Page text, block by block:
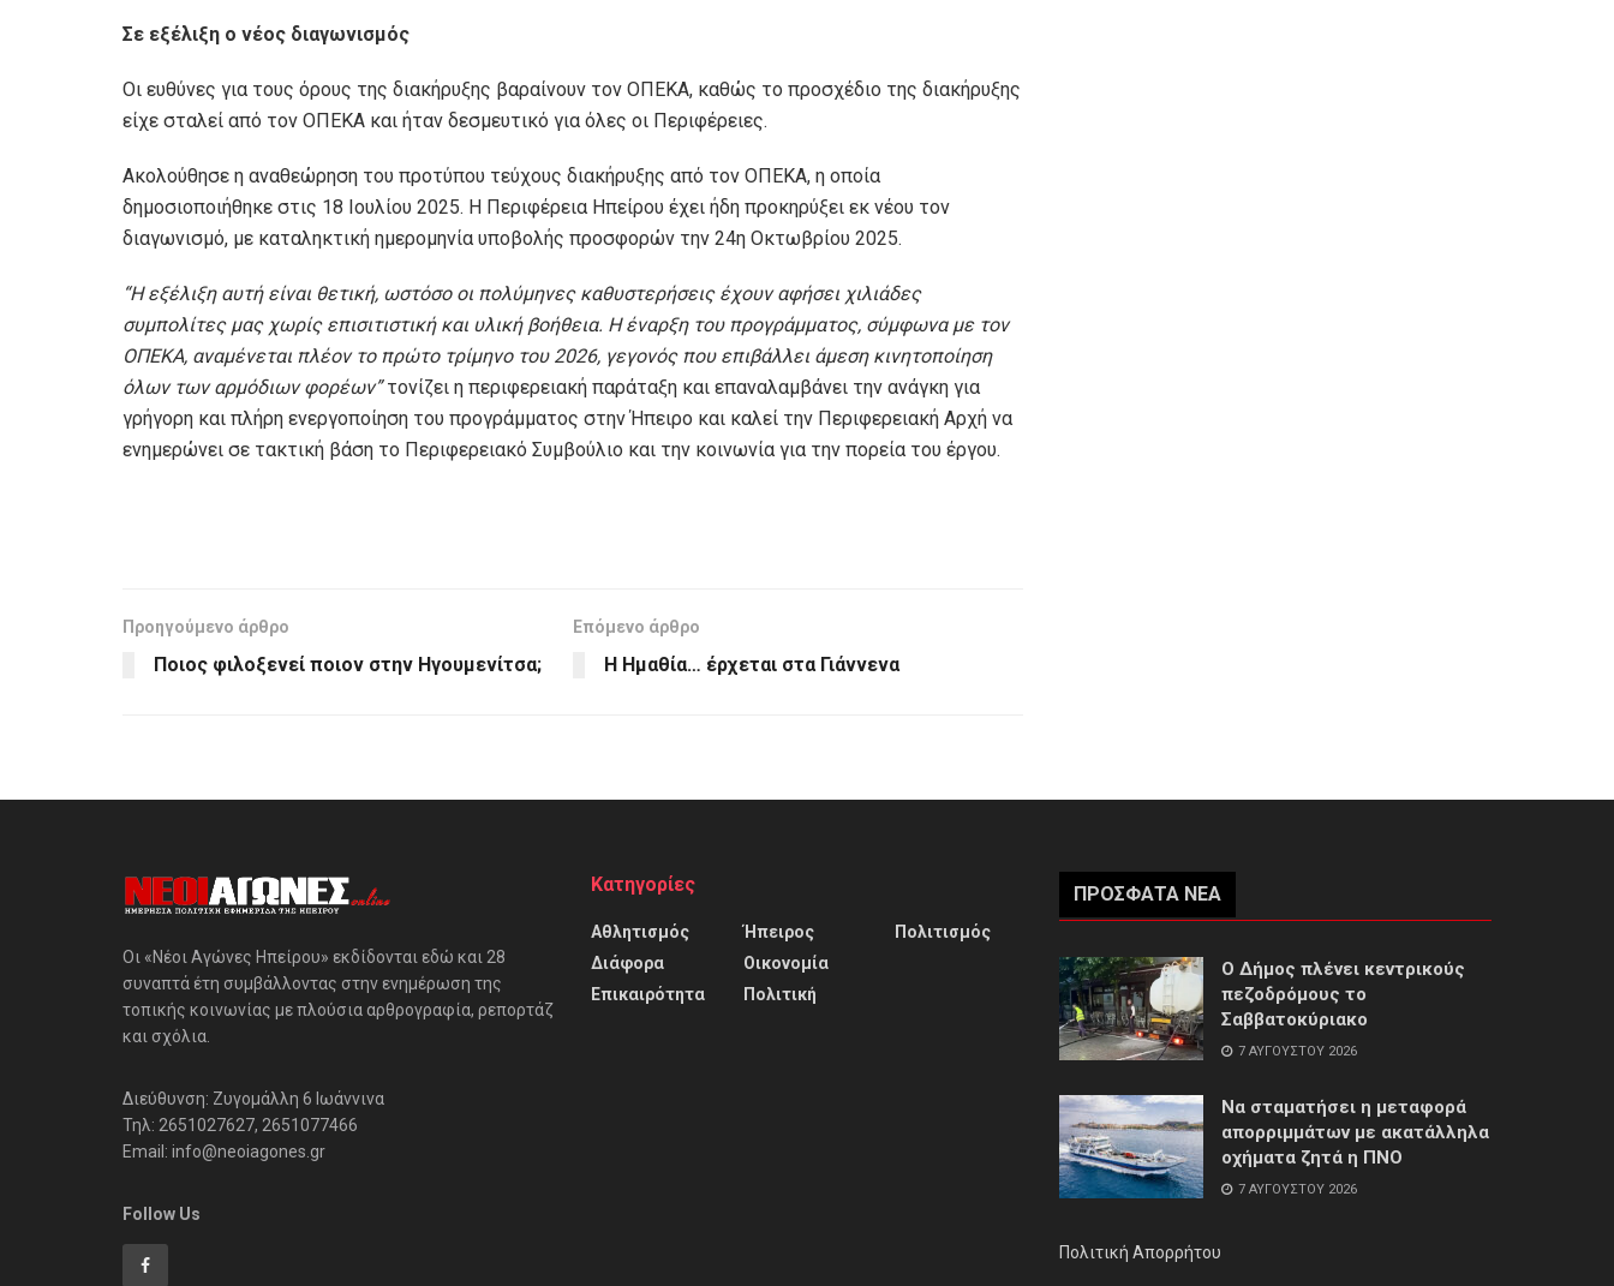
Σε εξέλιξη ο νέος διαγωνισμός
Οι ευθύνες για τους όρους της διακήρυξης βαραίνουν τον ΟΠΕΚΑ, καθώς το προσχέδιο της διακήρυξης
είχε σταλεί από τον ΟΠΕΚΑ και ήταν δεσμευτικό για όλες οι Περιφέρειες.
Ακολούθησε η αναθεώρηση του προτύπου τεύχους διακήρυξης από τον ΟΠΕΚΑ, η οποία
δημοσιοποιήθηκε στις 18 Ιουλίου 2025. Η Περιφέρεια Ηπείρου έχει ήδη προκηρύξει εκ νέου τον
διαγωνισμό, με καταληκτική ημερομηνία υποβολής προσφορών την 24η Οκτωβρίου 2025.
“Η εξέλιξη αυτή είναι θετική, ωστόσο οι πολύμηνες καθυστερήσεις έχουν αφήσει χιλιάδες
συμπολίτες μας χωρίς επισιτιστική και υλική βοήθεια. Η έναρξη του προγράμματος, σύμφωνα με τον
ΟΠΕΚΑ, αναμένεται πλέον το πρώτο τρίμηνο του 2026, γεγονός που επιβάλλει άμεση κινητοποίηση
όλων των αρμόδιων φορέων”τονίζει η περιφερειακή παράταξη και επαναλαμβάνει την ανάγκη για
γρήγορη και πλήρη ενεργοποίηση του προγράμματος στην Ήπειρο και καλεί την Περιφερειακή Αρχή να
ενημερώνει σε τακτική βάση το Περιφερειακό Συμβούλιο και την κοινωνία για την πορεία του έργου.
Προηγούμενο άρθρο
Ποιος φιλοξενεί ποιον στην Ηγουμενίτσα;
Επόμενο άρθρο
Η Ημαθία… έρχεται στα Γιάννενα
Οι «Νέοι Αγώνες Ηπείρου» εκδίδονται εδώ και 28
συναπτά έτη συμβάλλοντας στην ενημέρωση της
τοπικής κοινωνίας με πλούσια αρθρογραφία, ρεπορτάζ
και σχόλια.
Διεύθυνση: Ζυγομάλλη 6 Ιωάννινα
Τηλ: 2651027627, 2651077466
Email: info@neoiagones.gr
Follow Us
Κατηγορίες
Αθλητισμός
Διάφορα
Επικαιρότητα
Ήπειρος
Οικονομία
Πολιτική
Πολιτισμός
ΠΡΌΣΦΑΤΑ ΝΈΑ
Ο Δήμος πλένει κεντρικούς
πεζοδρόμους το
Σαββατοκύριακο
7 ΑΥΓΟΎΣΤΟΥ 2026
Να σταματήσει η μεταφορά
απορριμμάτων με ακατάλληλα
οχήματα ζητά η ΠΝΟ
7 ΑΥΓΟΎΣΤΟΥ 2026
Πολιτική Απορρήτου